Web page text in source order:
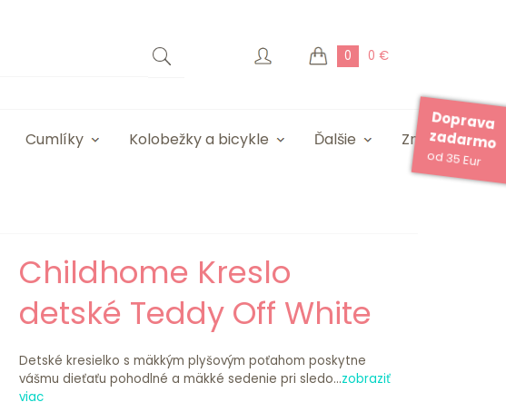
0 0 €
Doprava
zadarmo
od 35 Eur
Cumlíky Kolobežky a bicykle Ďalšie Značky
Childhome Kreslo
detské Teddy Off White
Detské kresielko s mäkkým plyšovým poťahom poskytne
vášmu dieťaťu pohodlné a mäkké sedenie pri sledo...zobraziť
viac